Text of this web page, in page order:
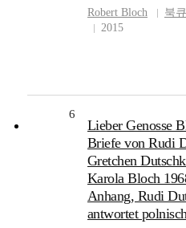
Robert Bloch
북
2015
6
Lieber Genosse
Briefe von Rudi
Gretchen
Karola Bloch
Anhang, Rudi
antwortet